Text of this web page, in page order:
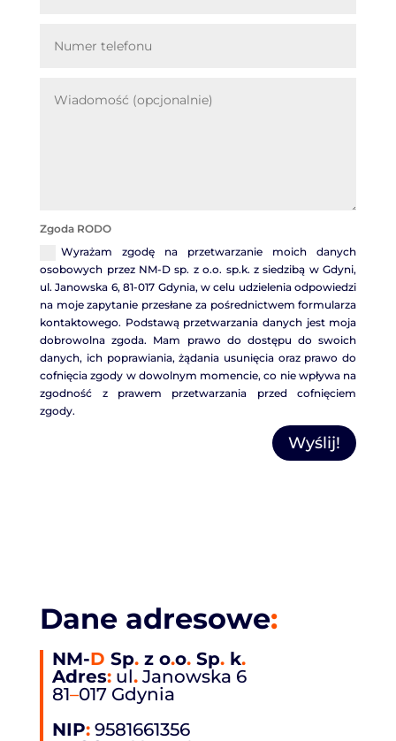
Zgoda RODO
Wyrażam zgodę na przetwarzanie moich danych
osobowych przez NM-D sp. z o.o. sp.k. z siedzibą w Gdyni,
ul. Janowska 6, 81-017 Gdynia, w celu udzielenia odpowiedzi
na moje zapytanie przesłane za pośrednictwem formularza
kontaktowego. Podstawą przetwarzania danych jest moja
dobrowolna zgoda. Mam prawo do dostępu do swoich
danych, ich poprawiania, żądania usunięcia oraz prawo do
cofnięcia zgody w dowolnym momencie, co nie wpływa na
zgodność z prawem przetwarzania przed cofnięciem
zgody.
Wyślij!
Dane adresowe:
NM-D Sp.z o.o.Sp.k.
Adres:ul.Janowska 6
81–017 Gdynia
NIP:9581661356